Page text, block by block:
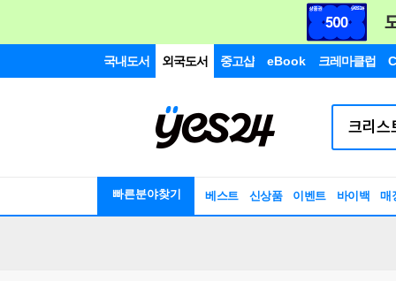
국내도서 외국도서 중고샵 eBook 크레마클럽
빠른분야찾기 베스트 신상품 이벤트 바이백 매